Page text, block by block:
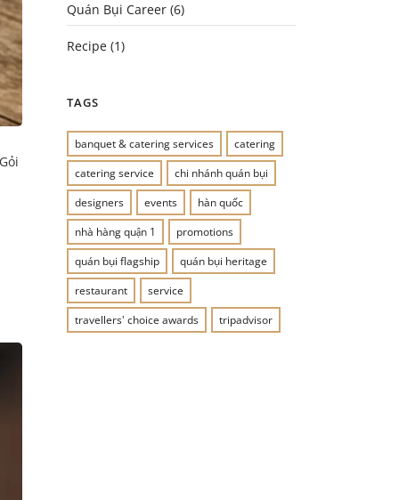
Quán Bụi Career (6)
Recipe (1)
TAGS
banquet & catering services
catering
catering service
chi nhánh quán bụi
designers
events
hàn quốc
nhà hàng quận 1
promotions
quán bụi flagship
quán bụi heritage
restaurant
service
travellers' choice awards
tripadvisor